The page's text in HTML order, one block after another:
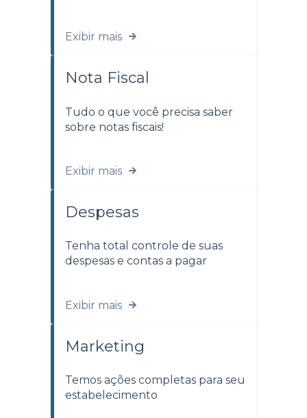
Exibir mais
Nota Fiscal
Tudo o que você precisa saber
sobre notas fiscais!
Exibir mais
Despesas
Tenha total controle de suas
despesas e contas a pagar
Exibir mais
Marketing
Temos ações completas para seu
estabelecimento